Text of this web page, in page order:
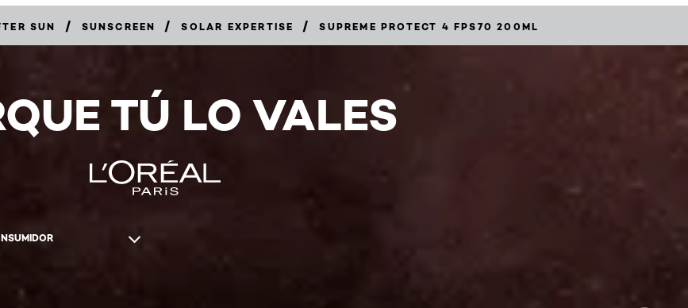
SUN / SUNSCREEN / SOLAR EXPERTISE / SUPREME PROTECT 4 FPS70 200ML
TÚ LO VALES